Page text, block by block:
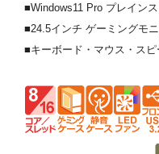
■Windows11 Pro プレイン
■24.5インチ ゲーミングモ
■キーボード・マウス・スピ